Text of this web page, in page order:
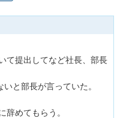
て提出してなど社長、部長
と部長が言っていた。
辞めてもらう。